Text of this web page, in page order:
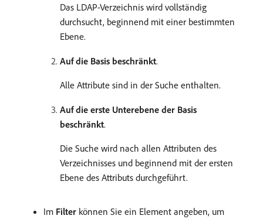
Das LDAP-Verzeichnis wird vollständig
durchsucht, beginnend mit einer bestimmten
Ebene.
Auf die Basis beschränkt.
Alle Attribute sind in der Suche enthalten.
Auf die erste Unterebene der Basis
beschränkt.
Die Suche wird nach allen Attributen des
Verzeichnisses und beginnend mit der ersten
Ebene des Attributs durchgeführt.
Im Filter können Sie ein Element angeben, um